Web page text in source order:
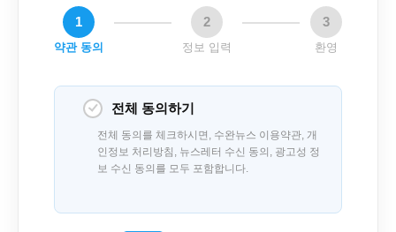
1
약관 동의
2
정보 입력
3
환영
전체 동의하기
전체 동의를 체크하시면, 수완뉴스 이용약관, 개
인정보 처리방침, 뉴스레터 수신 동의, 광고성 정
보 수신 동의를 모두 포함합니다.